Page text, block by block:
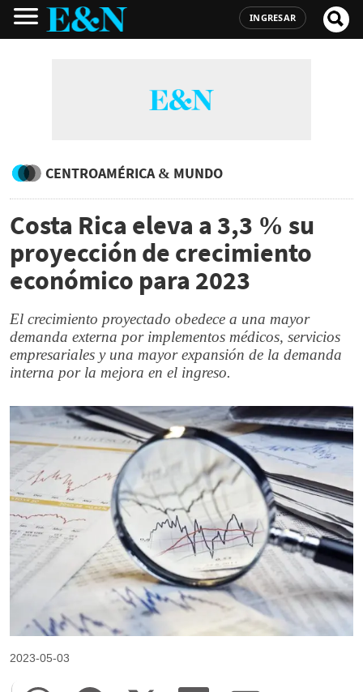
INGRESAR
CENTROAMÉRICA & MUNDO
Costa Rica eleva a 3,3 % su
proyección de crecimiento
económico para 2023
El crecimiento proyectado obedece a una mayor
demanda externa por implementos médicos, servicios
empresariales y una mayor expansión de la demanda
interna por la mejora en el ingreso.
2023-05-03